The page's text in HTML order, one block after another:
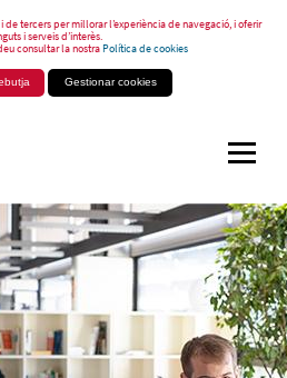
tercers per millorar l’experiència de navegació, i oferir
i serveis d’interès.
consultar la nostraPolítica de cookies
Gestionar cookies